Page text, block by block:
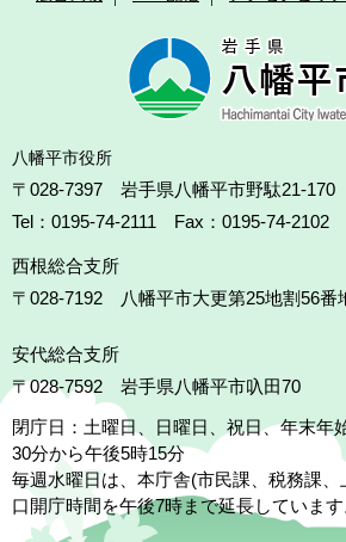
八幡平市役所
〒028-7397 岩手県八幡平市野駄21-170
Tel：0195-74-2111 Fax：0195-74-2102
西根総合支所
〒028-7192
八幡平市大更第25地割56番
安代総合支所
〒028-7592
岩手県八幡平市叺田70
閉庁日：土曜日、日曜日、祝日、年末年
30分から午後5時15分
毎週水曜日は、本庁舎(市民課、税務課
口開庁時間を午後7時まで延長しています